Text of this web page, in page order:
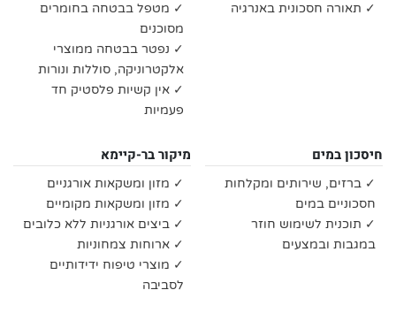
✓ תאורה חסכונית באנרגיה
✓ מטפל בבטחה בחומרים
מסוכנים
✓ נפטר בבטחה ממוצרי
אלקטרוניקה, סוללות ונורות
✓ אין קשיות פלסטיק חד
פעמיות
חיסכון במים
✓ ברזים, שירותים ומקלחות
חסכוניים במים
✓ תוכנית לשימוש חוזר
במגבות ובמצעים
מיקור בר-קיימא
✓ מזון ומשקאות אורגניים
✓ מזון ומשקאות מקומיים
✓ ביצים אורגניות ללא כלובים
✓ ארוחות צמחוניות
✓ מוצרי טיפוח ידידותיים
לסביבה